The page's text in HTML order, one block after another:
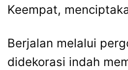
Keempat,
Berjalan melalui
didekorasi indah